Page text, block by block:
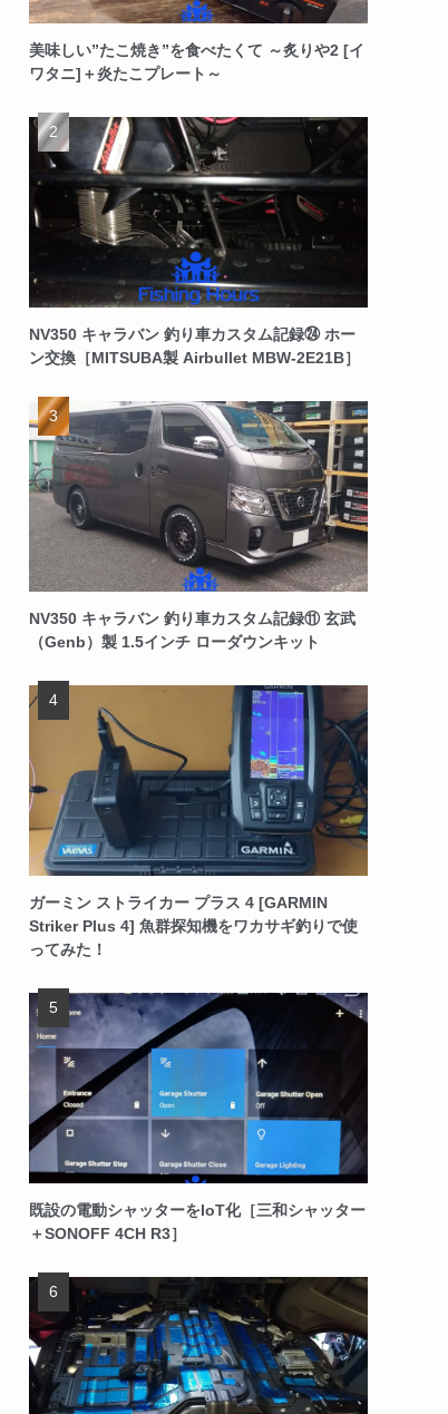
美味しい”たこ焼き”を食べたくて ～炙りや2 [イ
ワタニ]＋炎たこプレート～
NV350 キャラバン 釣り車カスタム記録㉔ ホー
ン交換［MITSUBA製 Airbullet MBW-2E21B］
NV350 キャラバン 釣り車カスタム記録⑪ 玄武
（Genb）製 1.5インチ ローダウンキット
ガーミン ストライカー プラス 4 [GARMIN
Striker Plus 4] 魚群探知機をワカサギ釣りで使
ってみた！
既設の電動シャッターをIoT化［三和シャッター
＋SONOFF 4CH R3］